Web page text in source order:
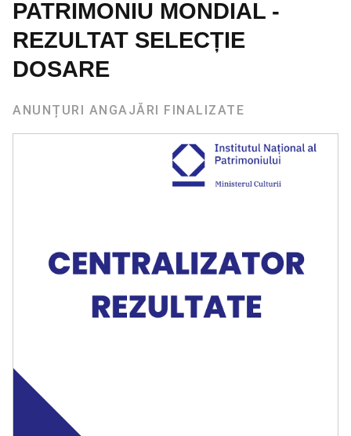
PATRIMONIU MONDIAL -
REZULTAT SELECȚIE
DOSARE
ANUNȚURI ANGAJĂRI FINALIZATE